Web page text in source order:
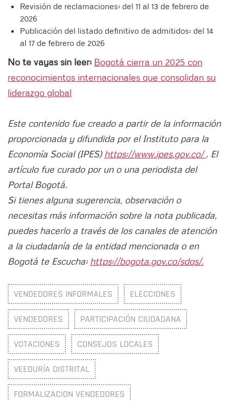
Revisión de reclamaciones: del 11 al 13 de febrero de
2026
Publicación del listado definitivo de admitidos: del 14
al 17 de febrero de 2026
No te vayas sin leer: Bogotá cierra un 2025 con
reconocimientos internacionales que consolidan su
liderazgo global
Este contenido fue creado a partir de la información
proporcionada y difundida por el Instituto para la
Economía Social (IPES) https://www.ipes.gov.co/. El
artículo fue curado por un o una periodista del
Portal Bogotá.
Si tienes alguna sugerencia, observación o
necesitas más información sobre la nota publicada,
puedes hacerlo a través de los canales de atención
a la ciudadanía de la entidad mencionada o en
Bogotá te Escucha: https://bogota.gov.co/sdqs/.
VENDEDORES INFORMALES ELECCIONES
VENDEDORES PARTICIPACIÓN CIUDADANA
VOTACIONES CONSEJOS LOCALES
VEEDURÍA DISTRITAL
FORMALIZACION VENDEDORES